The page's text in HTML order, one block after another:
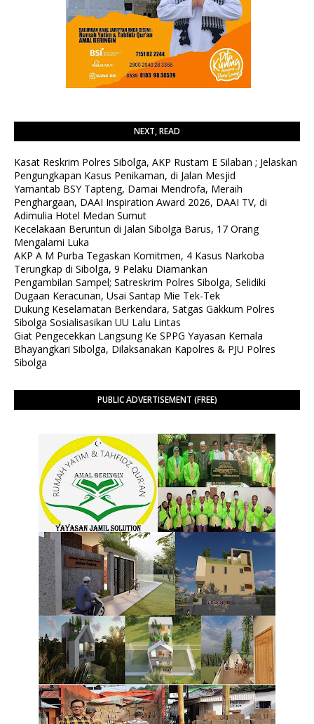
NEXT, READ
Kasat Reskrim Polres Sibolga, AKP Rustam E Silaban ; Jelaskan
Pengungkapan Kasus Penikaman, di Jalan Mesjid
Yamantab BSY Tapteng, Damai Mendrofa, Meraih
Penghargaan, DAAI Inspiration Award 2026, DAAI TV, di
Adimulia Hotel Medan Sumut
Kecelakaan Beruntun di Jalan Sibolga Barus, 17 Orang
Mengalami Luka
AKP A M Purba Tegaskan Komitmen, 4 Kasus Narkoba
Terungkap di Sibolga, 9 Pelaku Diamankan
Pengambilan Sampel; Satreskrim Polres Sibolga, Selidiki
Dugaan Keracunan, Usai Santap Mie Tek-Tek
Dukung Keselamatan Berkendara, Satgas Gakkum Polres
Sibolga Sosialisasikan UU Lalu Lintas
Giat Pengecekkan Langsung Ke SPPG Yayasan Kemala
Bhayangkari Sibolga, Dilaksanakan Kapolres & PJU Polres
Sibolga
PUBLIC ADVERTISEMENT (FREE)